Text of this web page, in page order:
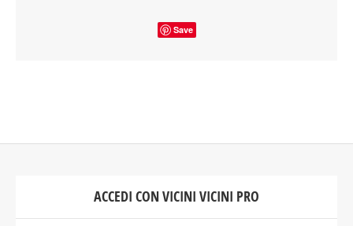
Save
ACCEDI CON VICINI VICINI PRO